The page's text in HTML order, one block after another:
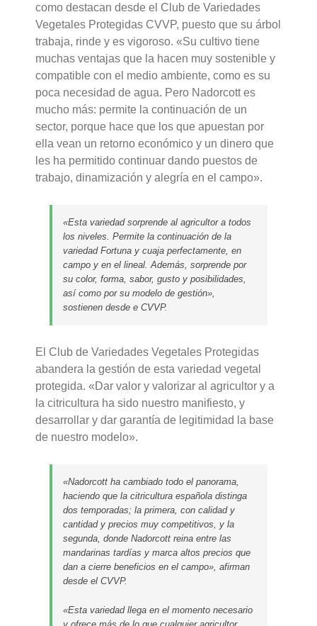
como destacan desde el Club de Variedades
Vegetales Protegidas CVVP, puesto que su árbol
trabaja, rinde y es vigoroso. «Su cultivo tiene
muchas ventajas que la hacen muy sostenible y
compatible con el medio ambiente, como es su
poca necesidad de agua. Pero Nadorcott es
mucho más: permite la continuación de un
sector, porque hace que los que apuestan por
ella vean un retorno económico y un dinero que
les ha permitido continuar dando puestos de
trabajo, dinamización y alegría en el campo».
«Esta variedad sorprende al agricultor a todos
los niveles. Permite la continuación de la
variedad Fortuna y cuaja perfectamente, en
campo y en el lineal. Además, sorprende por
su color, forma, sabor, gusto y posibilidades,
así como por su modelo de gestión»,
sostienen desde e CVVP.
El Club de Variedades Vegetales Protegidas
abandera la gestión de esta variedad vegetal
protegida. «Dar valor y valorizar al agricultor y a
la citricultura ha sido nuestro manifiesto, y
desarrollar y dar garantía de legitimidad la base
de nuestro modelo».
«Nadorcott ha cambiado todo el panorama,
haciendo que la citricultura española distinga
dos temporadas; la primera, con calidad y
cantidad y precios muy competitivos, y la
segunda, donde Nadorcott reina entre las
mandarinas tardías y marca altos precios que
dan a cierre beneficios en el campo», afirman
desde el CVVP.
«Esta variedad llega en el momento necesario